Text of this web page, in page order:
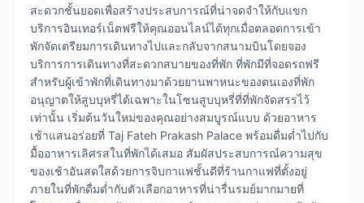
สะดวกชั้นยอดเพื่อสร้างประสบการณ์ที่น่าจดจำให้กับแขก
บริการอินเทอร์เน็ตฟรีให้คุณออนไลน์ได้ทุกเมื่อตลอดการเข้า
พักจัดเตรียมการเดินทางไปและกลับจากสนามบินโดยจอง
บริการการเดินทางที่สะดวกสบายของที่พัก ที่พักมีที่จอดรถฟรี
สำหรับผู้เข้าพักที่เดินทางมาด้วยยานพาหนะของตนเองที่พัก
อนุญาตให้สูบบุหรี่ได้เฉพาะในโซนสูบบุหรี่ที่ที่พักจัดสรรไว้
เท่านั้น เริ่มต้นวันใหม่ของคุณอย่างสมบูรณ์แบบ ด้วยอาหาร
เช้าแสนอร่อยที่ Taj Fateh Prakash Palace พร้อมดื่มด่ำไปกับ
มื้ออาหารเลิศรสในที่พักได้เสมอ สัมผัสประสบการณ์ความสุข
ของเช้าอันสดใสด้วยการจิบกาแฟชั้นดีที่ร้านกาแฟที่ตั้งอยู่
ภายในที่พักดื่มด่ำกับตัวเลือกอาหารที่น่ารื่นรมย์มากมายที่